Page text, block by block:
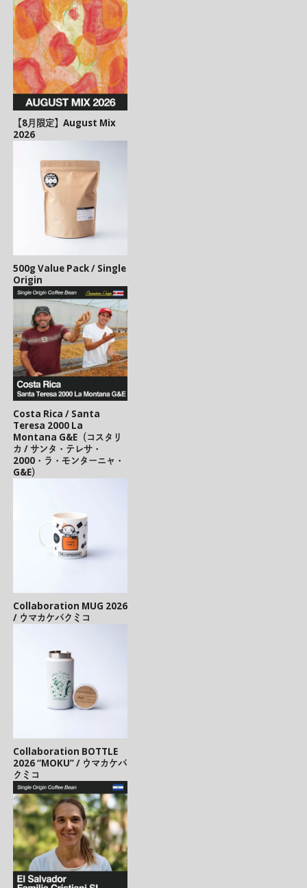
【8月限定】August Mix
2026
500g Value Pack / Single
Origin
Costa Rica / Santa
Teresa 2000 La
Montana G&E（コスタリ
カ / サンタ・テレサ・
2000・ラ・モンターニャ・
G&E）
Collaboration MUG 2026
/ ウマカケバクミコ
Collaboration BOTTLE
2026 “MOKU” / ウマカケバ
クミコ